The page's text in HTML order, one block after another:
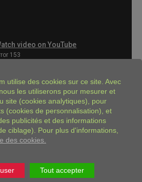
utilise des cookies sur ce site. Avec
les utiliserons pour mesurer et
site (cookies analytiques), pour
(cookies de personnalisation), et
publicités et des informations
ciblage). Pour plus d'informations,
des cookies.
Tout accepter